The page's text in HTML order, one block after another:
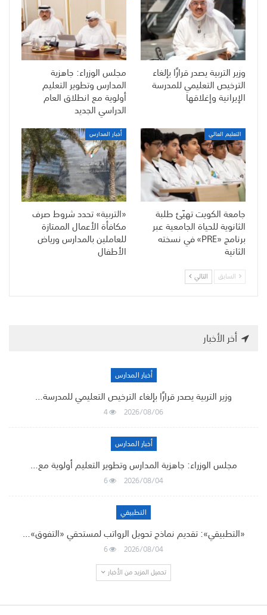
وزير التربية يصدر قرارًا بإلغاء
الترخيص التعليمي للمدرسة
الإيرانية وإغلاقها
مجلس الوزراء: جاهزية
المدارس وتطوير التعليم
أولوية مع انطلاق العام
الدراسي الجديد
التعليم العالي
جامعة الكويت تهيّئ طلبة
الثانوية للحياة الجامعية عبر
برنامج «PRE» في نسخته
الثانية
أخبار المدارس
«التربية» تحدد شروط صرف
مكافأة الأعمال الممتازة
للعاملين بالمدارس ورياض
الأطفال
السابق التالي
أخر الأخبار
أخبار المدارس
وزير التربية يصدر قرارًا بإلغاء الترخيص التعليمي للمدرسة…
2026/08/06
4
أخبار المدارس
مجلس الوزراء: جاهزية المدارس وتطوير التعليم أولوية مع…
2026/08/04
6
التطبيقي
«التطبيقي»: تقديم نماذج تحويل الرواتب لمستحقي «التفوق»…
2026/08/04
6
تحميل المزيد من الأخبار